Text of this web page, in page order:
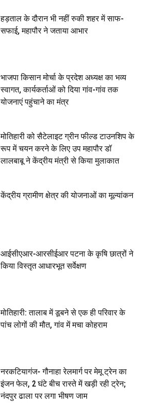
हड़ताल के दौरान भी नहीं रुकी शहर में साफ-
सफाई, महापौर ने जताया आभार
भाजपा किसान मोर्चा के प्रदेश अध्यक्ष का भव्य
स्वागत, कार्यकर्ताओं को दिया गांव-गांव तक
योजनाएं पहुंचाने का मंत्र
मोतिहारी को सैटेलाइट ग्रीन फील्ड टाउनशिप के
रूप में चयन करने के लिए उप महापौर डॉ
लालबाबू ने केंद्रीय मंत्री से किया मुलाकात
केंद्रीय ग्रामीण क्षेत्र की योजनाओं का मूल्यांकन
आईसीएआर-आरसीईआर पटना के कृषि छात्रों ने
किया विस्तृत आधारभूत सर्वेक्षण
मोतिहारी: तालाब में डूबने से एक ही परिवार के
पांच लोगों की मौत, गांव में मचा कोहराम
नरकटियागंज- गौनाहा रेलमार्ग पर मेमू ट्रेन का
इंजन फेल, 2 घंटे बीच रास्ते में खड़ी रही ट्रेन;
नंदपुर ढाला पर लगा भीषण जाम